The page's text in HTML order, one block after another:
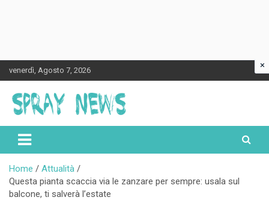
to
content
venerdì, Agosto 7, 2026
Spraynews.it
Home
Attualità
Questa pianta scaccia via le zanzare per sempre: usala sul
balcone, ti salverà l’estate
×